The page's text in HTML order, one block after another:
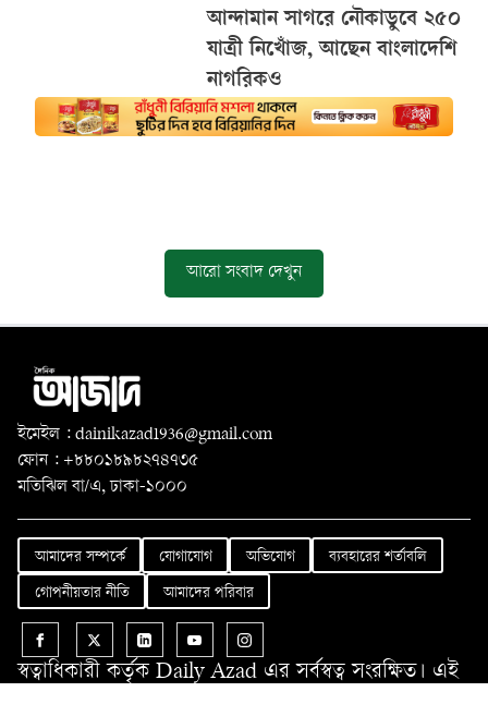
আন্দামান সাগরে নৌকাডুবে ২৫০
যাত্রী নিখোঁজ, আছেন বাংলাদেশি
নাগরিকও
আরো সংবাদ দেখুন
ইমেইল : dainikazad1936@gmail.com
ফোন : +৮৮০১৮৯৮২৭৪৭৩৫
মতিঝিল বা/এ, ঢাকা-১০০০
আমাদের সম্পর্কে যোগাযোগ অভিযোগ ব্যবহারের শর্তাবলি
গোপনীয়তার নীতি আমাদের পরিবার
স্বত্বাধিকারী কর্তৃক Daily Azad এর সর্বস্বত্ব সংরক্ষিত। এই